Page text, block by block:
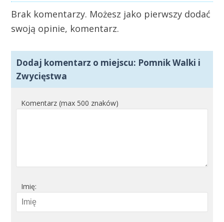
Brak komentarzy. Możesz jako pierwszy dodać
swoją opinie, komentarz.
Dodaj komentarz o miejscu: Pomnik Walki i
Zwycięstwa
Komentarz (max 500 znaków)
Imię: